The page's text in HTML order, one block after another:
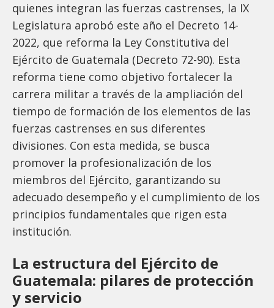
quienes integran las fuerzas castrenses, la IX
Legislatura aprobó este año el Decreto 14-
2022, que reforma la Ley Constitutiva del
Ejército de Guatemala (Decreto 72-90). Esta
reforma tiene como objetivo fortalecer la
carrera militar a través de la ampliación del
tiempo de formación de los elementos de las
fuerzas castrenses en sus diferentes
divisiones. Con esta medida, se busca
promover la profesionalización de los
miembros del Ejército, garantizando su
adecuado desempeño y el cumplimiento de los
principios fundamentales que rigen esta
institución.
La estructura del Ejército de
Guatemala: pilares de protección
y servicio